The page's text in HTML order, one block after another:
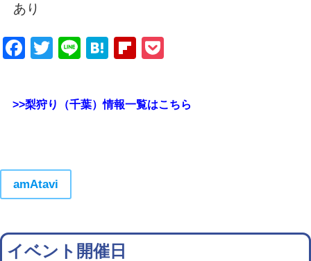
あり
Facebook
Twitter
LineHatenaFlipboard
>>梨狩り（千葉）情報一覧はこちら
amAtavi
イベント開催日